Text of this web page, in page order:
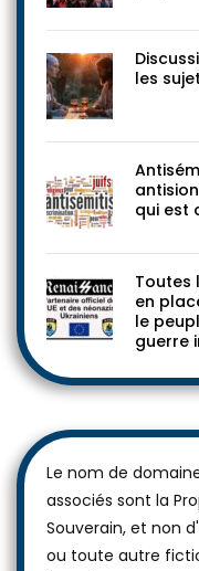
les
qui est
Toutes
en
le
guerre
Le nom de
associés sont la
Souverain, et non
ou toute autre